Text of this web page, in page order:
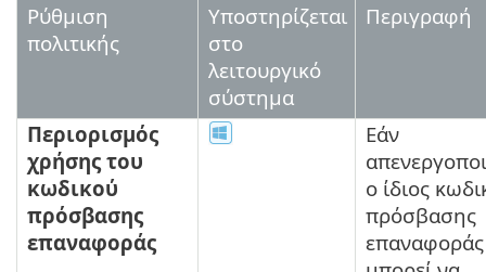
Ρύθμιση
πολιτικής
Υποστηρίζεται
στο
λειτουργικό
σύστημα
Περιγραφή
Περιορισμός
χρήσης του
κωδικού
πρόσβασης
επαναφοράς
Εάν
ο ίδιος
πρόσβασης
επαναφοράς